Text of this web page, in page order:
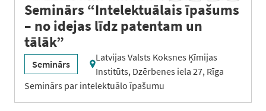
Seminārs “Intelektuālais īpašums
– no idejas līdz patentam un
tālāk”
Seminārs
Latvijas Valsts Koksnes Ķīmijas
Institūts, Dzērbenes iela 27, Rīga
Seminārs par intelektuālo īpašumu